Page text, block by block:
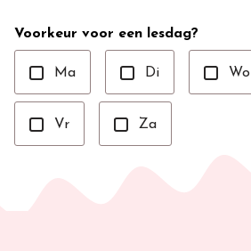
Voorkeur voor een lesdag?
Ma Di Wo
Vr Za